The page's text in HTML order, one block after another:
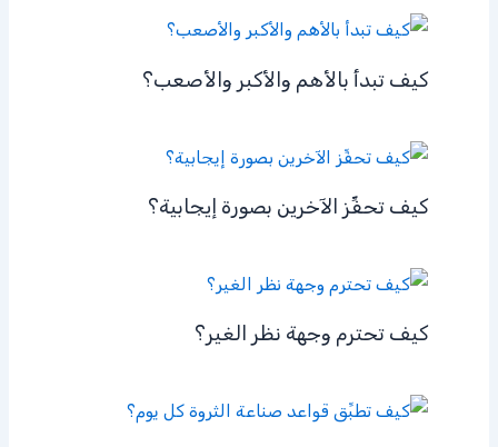
كيف تبدأ بالأهم والأكبر والأصعب؟
كيف تحفِّز الآخرين بصورة إيجابية؟
كيف تحترم وجهة نظر الغير؟